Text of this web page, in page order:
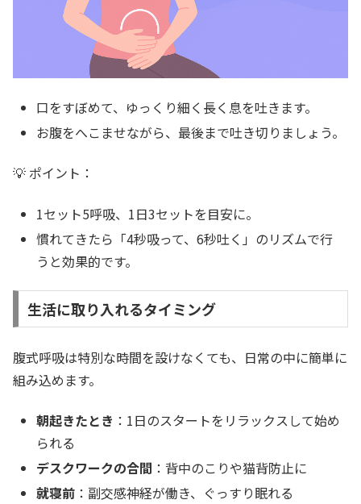
口をすぼめて、ゆっくり細く長く息を吐きます。
お腹をへこませながら、最後まで吐き切りましょう。
💡 ポイント：
1セット5呼吸、1日3セットを目安に。
慣れてきたら「4秒吸って、6秒吐く」のリズムで行
うと効果的です。
生活に取り入れるタイミング
腹式呼吸は特別な時間を設けなくても、日常の中に簡単に
組み込めます。
朝起きたとき ：1日のスタートをリラックスして始め
られる
デスクワークの合間 ：背中のこりや猫背防止に
就寝前 ：副交感神経が働き、ぐっすり眠れる